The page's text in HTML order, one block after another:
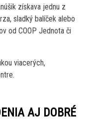
získava jednu z
sladký balíček alebo
od COOP Jednota či
viacerých,
AJ DOBRÉ